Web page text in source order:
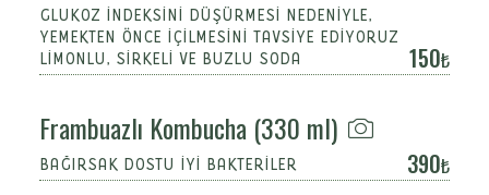
GLUKOZ İNDEKSİNİ DÜŞÜRMESİ NEDENİYLE,
YEMEKTEN ÖNCE İÇİLMESİNİ TAVSİYE EDİYORUZ
LİMONLU, SİRKELİ VE BUZLU SODA
150
Frambuazlı Kombucha (330 ml)
BAĞIRSAK DOSTU İYİ BAKTERİLER 390